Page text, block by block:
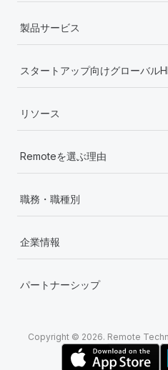
製品サービス
スタートアップ向けグローバル
リソース
Remoteを選ぶ理由
職務・職種別
企業情報
パートナーシップ
Copyright © 2026. Remote